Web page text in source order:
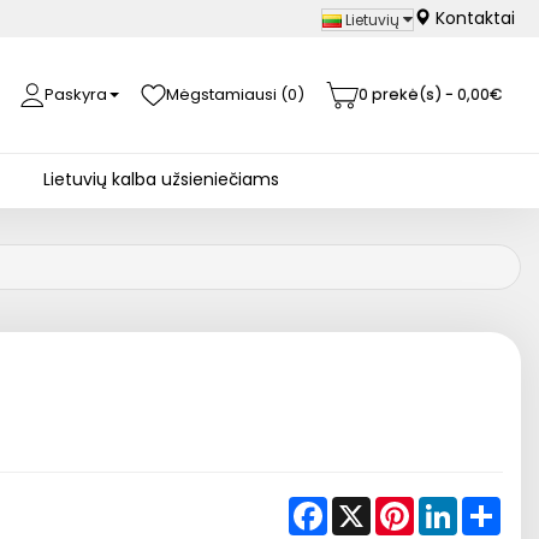
Lietuvių Kontaktai
Paskyra Mėgstamiausi (0) 0 prekė(s) - 0,00€
Lietuvių kalba užsieniečiams
Facebook
X PinterestLinkedIn